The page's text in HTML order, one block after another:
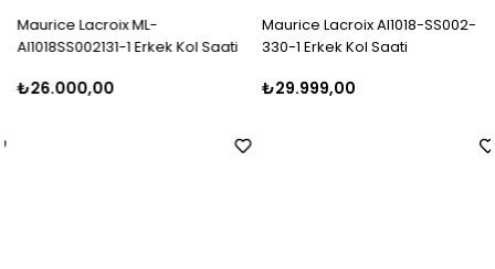
Maurice Lacroix ML-
AI1018SS002131-1 Erkek Kol Saati
₺26.000,00
Maurice Lacroix AI1018-SS002-
330-1 Erkek Kol Saati
₺29.999,00